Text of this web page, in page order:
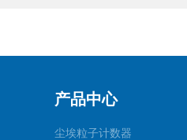
产品中心
尘埃粒子计数器